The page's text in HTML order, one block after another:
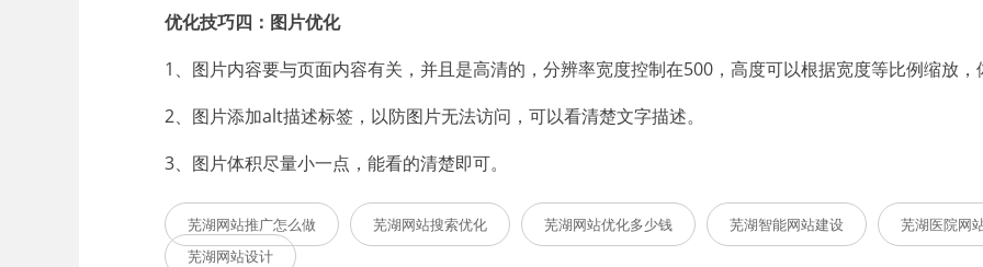
优化技巧四：图片优化
1、图片内容要与页面内容有关，并且是高清的，分辨率宽度控制在500，高度可以根据宽度等比例缩放
2、图片添加alt描述标签，以防图片无法访问，可以看清楚文字描述。
3、图片体积尽量小一点，能看的清楚即可。
芜湖网站推广怎么做 芜湖网站搜索优化 芜湖网站优化多少钱 芜湖智能网站建设
芜湖医院网
芜湖网站设计